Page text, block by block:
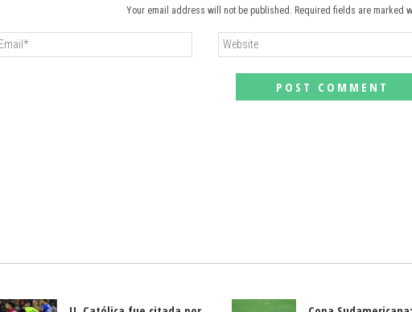
Your email address will not be published. Required fields are marked